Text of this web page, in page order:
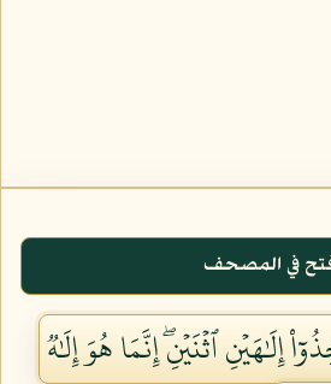
في المصحف
إِلَٰهَيۡنِ ٱثۡنَيۡنِۖ إِنَّمَا هُوَ إِلَٰهٞ